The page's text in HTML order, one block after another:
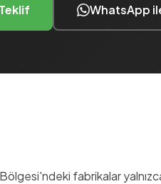
WhatsApp
fabrikalar